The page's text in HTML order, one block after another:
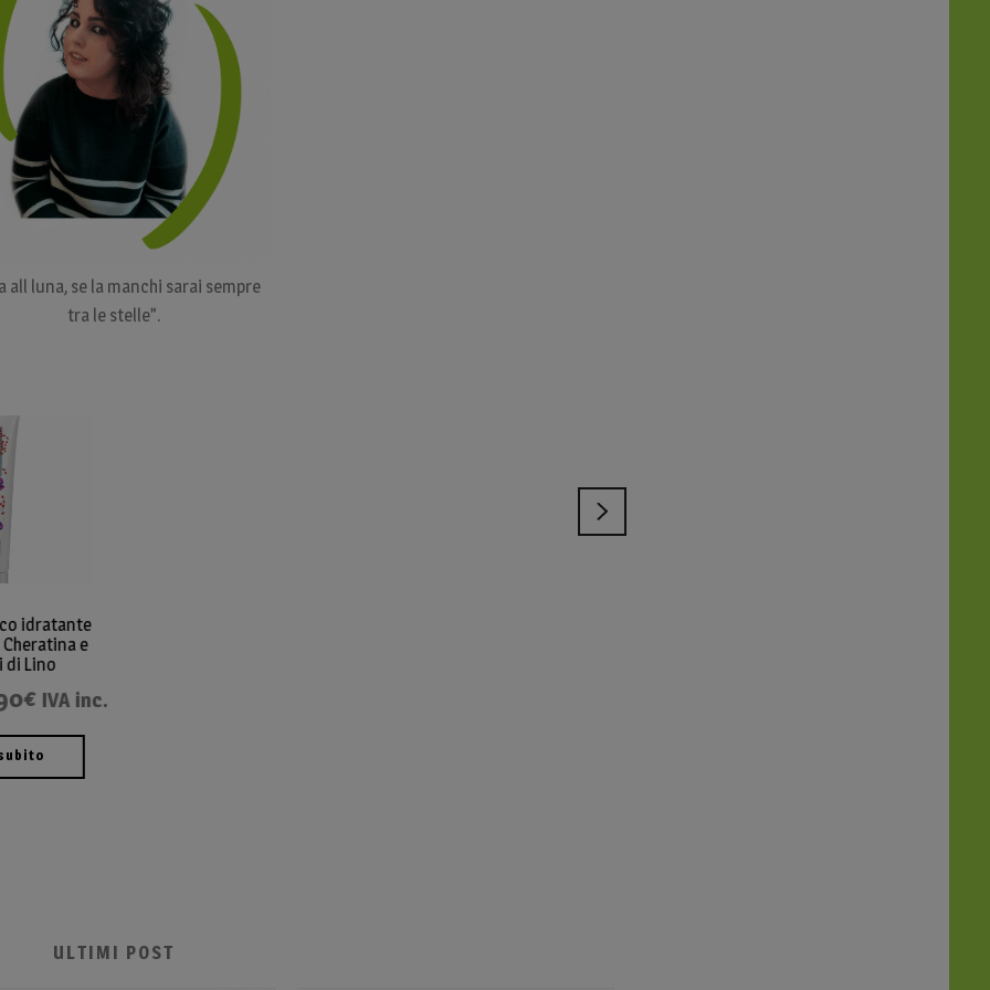
all luna, se la manchi sarai sempre
tra le stelle”.
ULTIMI POST